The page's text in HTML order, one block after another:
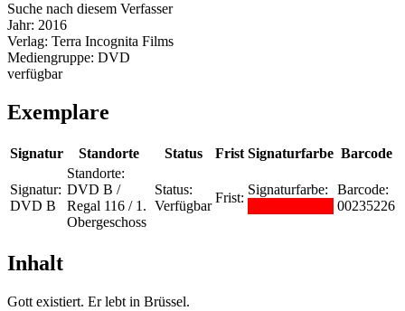
Suche nach diesem Verfasser
Jahr: 2016
Verlag: Terra Incognita Films
Mediengruppe: DVD
verfügbar
Exemplare
Signatur Standorte Status Frist Signaturfarbe Barcode
Signatur:
DVD B
Standorte:
DVD B /
Regal 116 / 1.
Obergeschoss
Status:
Verfügbar
Frist:
Signaturfarbe:
Barcode:
00235226
Inhalt
Gott existiert. Er lebt in Brüssel.